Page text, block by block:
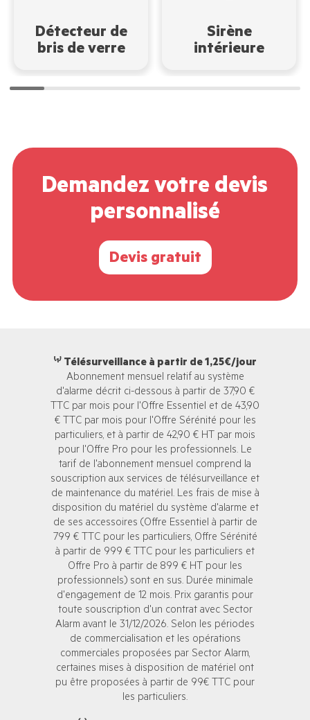
Détecteur de
bris de verre
Sirène
intérieure
Demandez votre devis
personnalisé
Devis gratuit
⁽¹⁾ Télésurveillance à partir de 1,25€/jour
Abonnement mensuel relatif au système
d'alarme décrit ci-dessous à partir de 37,90 €
TTC par mois pour l'Offre Essentiel et de 43,90
€ TTC par mois pour l'Offre Sérénité pour les
particuliers, et à partir de 42,90 € HT par mois
pour l'Offre Pro pour les professionnels. Le
tarif de l'abonnement mensuel comprend la
souscription aux services de télésurveillance et
de maintenance du matériel. Les frais de mise à
disposition du matériel du système d'alarme et
de ses accessoires (Offre Essentiel à partir de
799 € TTC pour les particuliers, Offre Sérénité
à partir de 999 € TTC pour les particuliers et
Offre Pro à partir de 899 € HT pour les
professionnels) sont en sus. Durée minimale
d'engagement de 12 mois. Prix garantis pour
toute souscription d'un contrat avec Sector
Alarm avant le 31/12/2026. Selon les périodes
de commercialisation et les opérations
commerciales proposées par Sector Alarm,
certaines mises à disposition de matériel ont
pu être proposées à partir de 99€ TTC pour
les particuliers.